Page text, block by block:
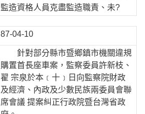
監造資格人員克盡監造職責、未?
87-04-10
針對部分縣市暨鄉鎮市機關違規
購置首長座車案，監察委員許新枝、
翟 宗泉於本﹝十﹞日向監察院財政
及經濟、內政及少數民族兩委員會聯
席會議 提案糾正行政院暨台灣省政